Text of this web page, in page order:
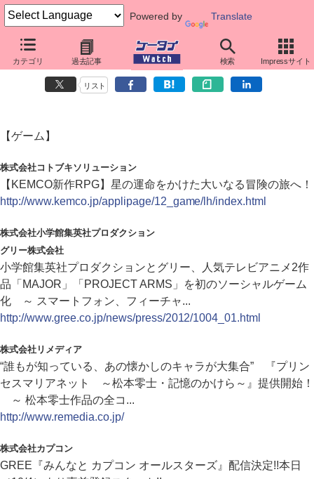
Powered by Translate
カテゴリ 過去記事 検索 Impressサイト
ダイジェストニュース（2012年10月4日）
リスト
【ゲーム】
株式会社コトブキソリューション
【KEMCO新作RPG】星の運命をかけた大いなる冒険の旅へ！
http://www.kemco.jp/applipage/12_game/lh/index.html
株式会社小学館集英社プロダクション
グリー株式会社
小学館集英社プロダクションとグリー、人気テレビアニメ2作
品「MAJOR」「PROJECT ARMS」を初のソーシャルゲーム
化 ～ スマートフォン、フィーチャ...
http://www.gree.co.jp/news/press/2012/1004_01.html
株式会社リメディア
“誰もが知っている、あの懐かしのキャラが大集合” 『プリン
セスマリアネット ～松本零士・記憶のかけら～』提供開始！
～ 松本零士作品の全コ...
http://www.remedia.co.jp/
株式会社カプコン
GREE『みんなと カプコン オールスターズ』配信決定!!本日